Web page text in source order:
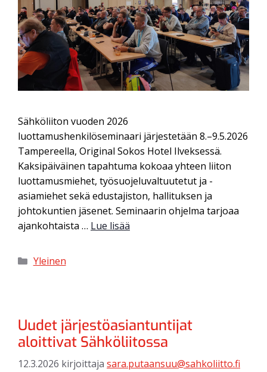
Sähköliiton vuoden 2026
luottamushenkilöseminaari järjestetään 8.–9.5.2026
Tampereella, Original Sokos Hotel Ilveksessä.
Kaksipäiväinen tapahtuma kokoaa yhteen liiton
luottamusmiehet, työsuojeluvaltuutetut ja -
asiamiehet sekä edustajiston, hallituksen ja
johtokuntien jäsenet. Seminaarin ohjelma tarjoaa
ajankohtaista … Lue lisää
Yleinen
Uudet järjestöasiantuntijat
aloittivat Sähköliitossa
12.3.2026 kirjoittaja sara.putaansuu@sahkoliitto.fi